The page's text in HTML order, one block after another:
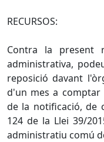
RECURSOS:
Contra la present
administrativa,
reposició davant
d'un mes a comptar
de la notificació, de
124 de la Llei 39/
administratiu comú